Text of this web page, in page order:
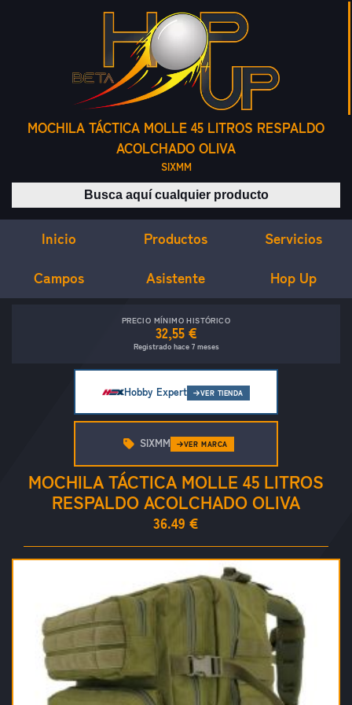
MOCHILA TÁCTICA MOLLE 45 LITROS RESPALDO
ACOLCHADO OLIVA
SIXMM
Buscar productos
Inicio Productos Servicios
Campos Asistente Hop Up
PRECIO MÍNIMO HISTÓRICO
32,55 €
Registrado hace 7 meses
Hobby Expert VER TIENDA
MOCHILA TÁCTICA MOLLE 45 LITROS
RESPALDO ACOLCHADO OLIVA
36.49 €
SIXMM VER MARCA